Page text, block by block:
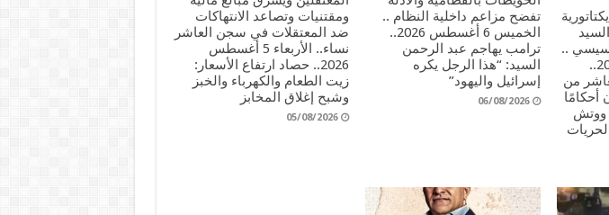
..
الجمعة 7 أغسطس 2026..
من
أحكامًا
ووتش
تفضح مزاعم داخلية النظام ..
الخميس 6 أغسطس 2026..
ترامب يهاجم عبد الرحمن
السيد: “هذا الرجل يكره
إسرائيل واليهود”
06/08/2026
ومقتنيات وتصاعد الانتهاكات
ضد المعتقلات في سجن العاشر
نساء.. الأربعاء 5 أغسطس
2026.. حصاد ارتفاع الأسعار:
زيت الطعام والكهرباء والخبز
وشبح إغلاق المخابز
05/08/2026